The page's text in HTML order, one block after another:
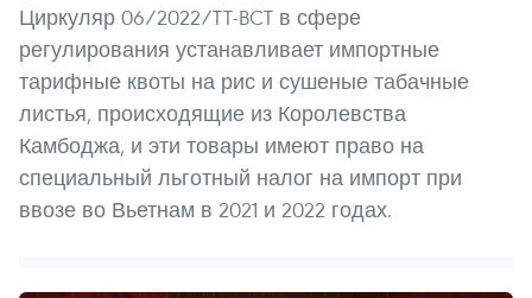
Циркуляр 06/2022/TT-BCT в сфере
регулирования устанавливает импортные
тарифные квоты на рис и сушеные табачные
листья, происходящие из Королевства
Камбоджа, и эти товары имеют право на
специальный льготный налог на импорт при
ввозе во Вьетнам в 2021 и 2022 годах.